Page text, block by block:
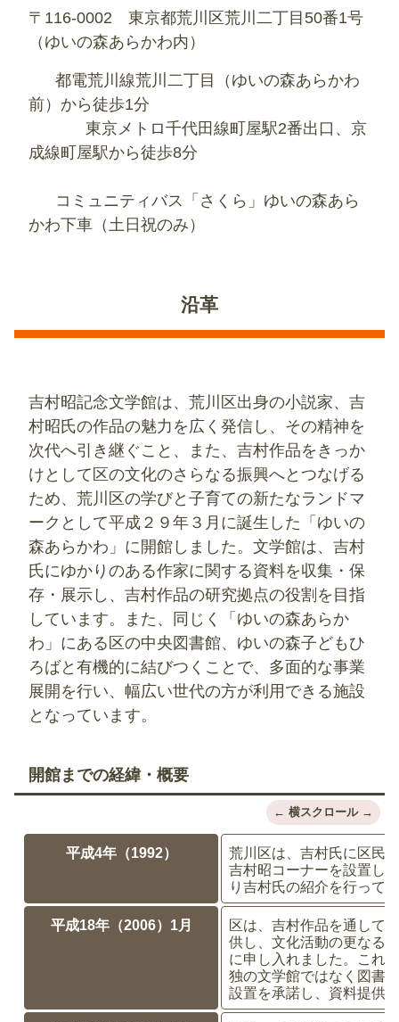
〒116-0002 東京都荒川区荒川二丁目50番1号
（ゆいの森あらかわ内）
都電荒川線荒川二丁目（ゆいの森あらかわ
前）から徒歩1分
東京メトロ千代田線町屋駅2番出口、京
成線町屋駅から徒歩8分
コミュニティバス「さくら」ゆいの森あら
かわ下車（土日祝のみ）
沿革
吉村昭記念文学館は、荒川区出身の小説家、吉
村昭氏の作品の魅力を広く発信し、その精神を
次代へ引き継ぐこと、また、吉村作品をきっか
けとして区の文化のさらなる振興へとつなげる
ため、荒川区の学びと子育ての新たなランドマ
ークとして平成２９年３月に誕生した「ゆいの
森あらかわ」に開館しました。文学館は、吉村
氏にゆかりのある作家に関する資料を収集・保
存・展示し、吉村作品の研究拠点の役割を目指
しています。また、同じく「ゆいの森あらか
わ」にある区の中央図書館、ゆいの森子どもひ
ろばと有機的に結びつくことで、多面的な事業
展開を行い、幅広い世代の方が利用できる施設
となっています。
開館までの経緯・概要
平成4年（1992）
荒川区は、吉村氏に区民
吉村昭コーナーを設置し
り吉村氏の紹介を行って
平成18年（2006）1月
区は、吉村作品を通して
供し、文化活動の更なる
に申し入れました。これ
独の文学館ではなく図書
設置を承諾し、資料提供